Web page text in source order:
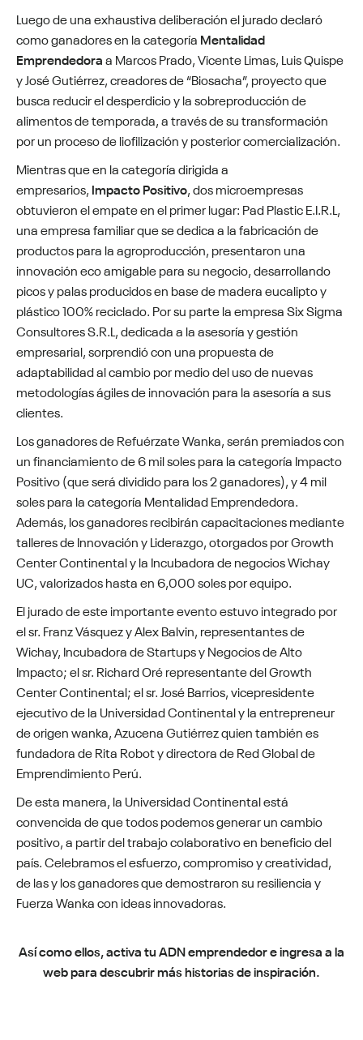
Luego de una exhaustiva deliberación el jurado declaró
como ganadores en la categoría Mentalidad
Emprendedoraa Marcos Prado, Vicente Limas, Luis Quispe
y José Gutiérrez, creadores de “Biosacha”, proyecto que
busca reducir el desperdicio y la sobreproducción de
alimentos de temporada, a través de su transformación
por un proceso de liofilización y posterior comercialización.
Mientras que en la categoría dirigida a
empresarios, Impacto Positivo, dos microempresas
obtuvieron el empate en el primer lugar: Pad Plastic E.I.R.L,
una empresa familiar que se dedica a la fabricación de
productos para la agroproducción, presentaron una
innovación eco amigable para su negocio, desarrollando
picos y palas producidos en base de madera eucalipto y
plástico 100% reciclado. Por su parte la empresa Six Sigma
Consultores S.R.L, dedicada a la asesoría y gestión
empresarial, sorprendió con una propuesta de
adaptabilidad al cambio por medio del uso de nuevas
metodologías ágiles de innovación para la asesoría a sus
clientes.
Los ganadores de Refuérzate Wanka, serán premiados con
un financiamiento de 6 mil soles para la categoría Impacto
Positivo (que será dividido para los 2 ganadores), y 4 mil
soles para la categoría Mentalidad Emprendedora.
Además, los ganadores recibirán capacitaciones mediante
talleres de Innovación y Liderazgo, otorgados por Growth
Center Continental y la Incubadora de negocios Wichay
UC, valorizados hasta en 6,000 soles por equipo.
El jurado de este importante evento estuvo integrado por
el sr. Franz Vásquez y Alex Balvin, representantes de
Wichay, Incubadora de Startups y Negocios de Alto
Impacto; el sr. Richard Oré representante del Growth
Center Continental; el sr. José Barrios, vicepresidente
ejecutivo de la Universidad Continental y la entrepreneur
de origen wanka, Azucena Gutiérrez quien también es
fundadora de Rita Robot y directora de Red Global de
Emprendimiento Perú.
De esta manera, la Universidad Continental está
convencida de que todos podemos generar un cambio
positivo, a partir del trabajo colaborativo en beneficio del
país. Celebramos el esfuerzo, compromiso y creatividad,
de las y los ganadores que demostraron su resiliencia y
Fuerza Wanka con ideas innovadoras.
Así como ellos, activa tu ADN emprendedor e ingresa a la
web para descubrir más historias de inspiración.